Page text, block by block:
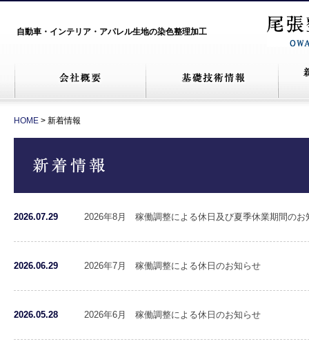
自動車・インテリア・アパレル生地の染色整理加工
HOME> 新着情報
2026.07.29 2026年8月 稼働調整による休日及び夏季休業期間のお
2026.06.29 2026年7月 稼働調整による休日のお知らせ
2026.05.28 2026年6月 稼働調整による休日のお知らせ